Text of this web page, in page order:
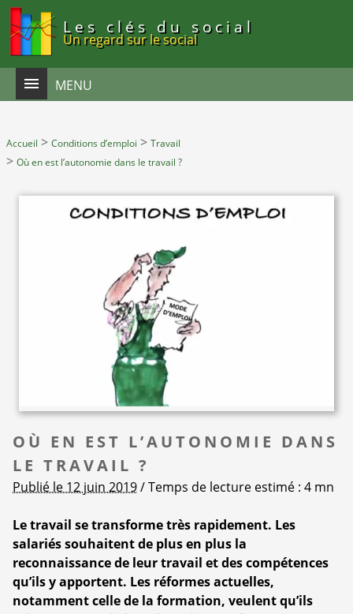
Les clés du social
Un regard sur le social
MENU
Accueil > Conditions d’emploi > Travail
> Où en est l’autonomie dans le travail ?
OÙ EN EST L’AUTONOMIE DANS
LE TRAVAIL ?
Publié le 12 juin 2019/ Temps de lecture estimé : 4 mn
Le travail se transforme très rapidement. Les
salariés souhaitent de plus en plus la
reconnaissance de leur travail et des compétences
qu’ils y apportent. Les réformes actuelles,
notamment celle de la formation, veulent qu’ils
Panneau de gestion des cookies